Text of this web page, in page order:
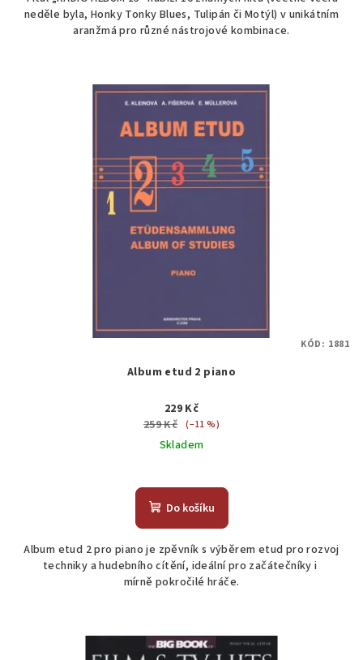
neděle byla, Honky Tonky Blues, Tulipán či Motýl) v unikátním
aranžmá pro různé nástrojové kombinace.
Album etud 2 piano
229 Kč
259 Kč (–11 %)
Skladem
Do košíku
Album etud 2 pro piano je zpěvník s výběrem etud pro rozvoj
techniky a hudebního cítění, ideální pro začátečníky i
mírně pokročilé hráče.
KÓD: 1881